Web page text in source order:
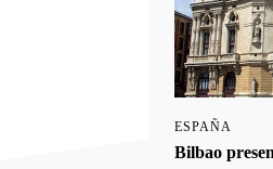
ESPAÑA
Bilbao